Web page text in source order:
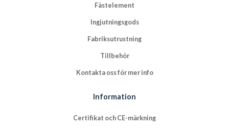
Fästelement
Ingjutningsgods
Fabriksutrustning
Tillbehör
Kontakta oss för mer info
Information
Certifikat och CE-märkning